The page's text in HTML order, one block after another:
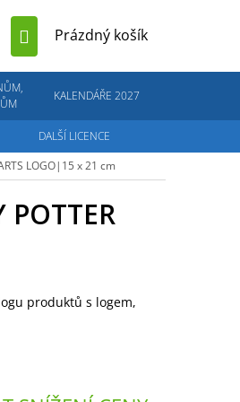
NÁKUPNÍ
Prázdný košík
KALENDÁŘE 2027
DALŠÍ LICENCE
LOGO|15 x 21 cm
POTTER
produktů s logem,